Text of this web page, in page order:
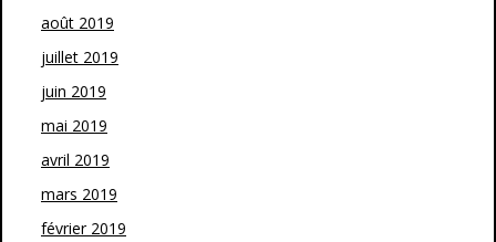
août 2019
juillet 2019
juin 2019
mai 2019
avril 2019
mars 2019
février 2019